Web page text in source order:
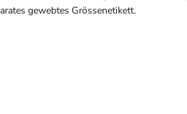
gewebtes Grössenetikett.